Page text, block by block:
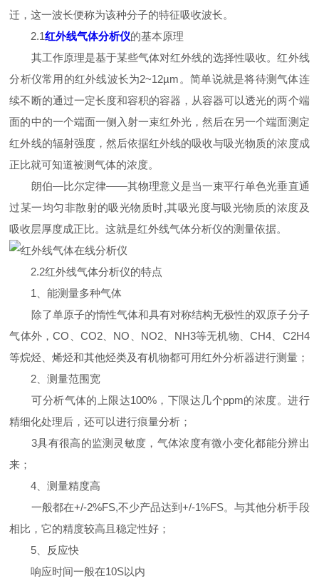
迁，这一波长便称为该种分子的特征吸收波长。
2.1红外线气体分析仪的基本原理
其工作原理是基于某些气体对红外线的选择性吸收。红外线
分析仪常用的红外线波长为2~12µm。简单说就是将待测气体连
续不断的通过一定长度和容积的容器，从容器可以透光的两个端
面的中的一个端面一侧入射一束红外光，然后在另一个端面测定
红外线的辐射强度，然后依据红外线的吸收与吸光物质的浓度成
正比就可知道被测气体的浓度。
朗伯—比尔定律——其物理意义是当一束平行单色光垂直通
过某一均匀非散射的吸光物质时,其吸光度与吸光物质的浓度及
吸收层厚度成正比。这就是红外线气体分析仪的测量依据。
2.2红外线气体分析仪的特点
1、能测量多种气体
除了单原子的惰性气体和具有对称结构无极性的双原子分子
气体外，CO、CO2、NO、NO2、NH3等无机物、CH4、C2H4
等烷烃、烯烃和其他烃类及有机物都可用红外分析器进行测量；
2、测量范围宽
可分析气体的上限达100%，下限达几个ppm的浓度。进行
精细化处理后，还可以进行痕量分析；
3具有很高的监测灵敏度，气体浓度有微小变化都能分辨出
来；
4、测量精度高
一般都在+/-2%FS,不少产品达到+/-1%FS。与其他分析手段
相比，它的精度较高且稳定性好；
5、反应快
响应时间一般在10S以内